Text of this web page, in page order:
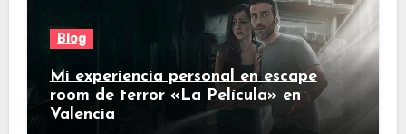
Blog
Mi experiencia personal en escape
room de terror «La Película» en
Valencia